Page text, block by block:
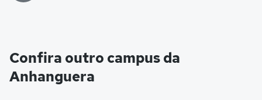
Confira outro campus da
Anhanguera